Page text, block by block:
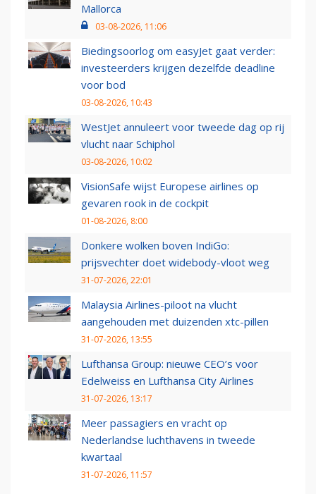
Mallorca
03-08-2026, 11:06
Biedingsoorlog om easyJet gaat verder:
investeerders krijgen dezelfde deadline
voor bod
03-08-2026, 10:43
WestJet annuleert voor tweede dag op rij
vlucht naar Schiphol
03-08-2026, 10:02
VisionSafe wijst Europese airlines op
gevaren rook in de cockpit
01-08-2026, 8:00
Donkere wolken boven IndiGo:
prijsvechter doet widebody-vloot weg
31-07-2026, 22:01
Malaysia Airlines-piloot na vlucht
aangehouden met duizenden xtc-pillen
31-07-2026, 13:55
Lufthansa Group: nieuwe CEO’s voor
Edelweiss en Lufthansa City Airlines
31-07-2026, 13:17
Meer passagiers en vracht op
Nederlandse luchthavens in tweede
kwartaal
31-07-2026, 11:57